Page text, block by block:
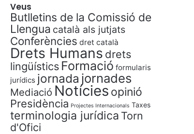
Veus
Butlletins de la Comissió de
Llengua català als jutjats
Conferències dret català
Drets Humans drets
lingüístics Formació formularis
jurídics jornada jornades
Mediació Notícies opinió
Presidència Projectes Internacionals Taxes
terminologia jurídica Torn
d'Ofici